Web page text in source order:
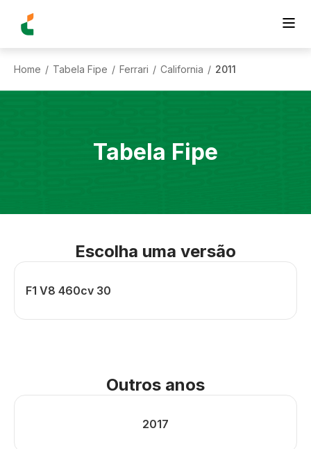
Home / Tabela Fipe / Ferrari / California / 2011
Tabela Fipe
Escolha uma versão
F1 V8 460cv 30
Outros anos
2017